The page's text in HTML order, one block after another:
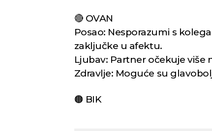
🔴 OVAN
Posao: Nesporazumi s
zaključke u afektu.
Ljubav: Partner očekuje
Zdravlje: Moguće su
🟠 BIK